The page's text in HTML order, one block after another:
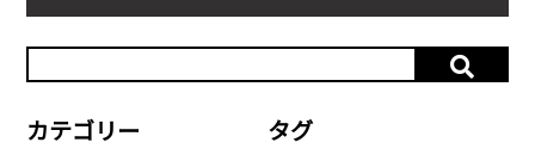
カテゴリー タグ